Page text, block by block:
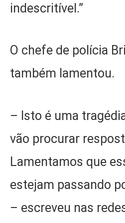
indescritível.”
O chefe de polícia
também lamentou.
– Isto é uma
vão procurar
Lamentamos que
estejam passando
– escreveu nas